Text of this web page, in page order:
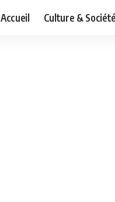
Accueil Culture & Société